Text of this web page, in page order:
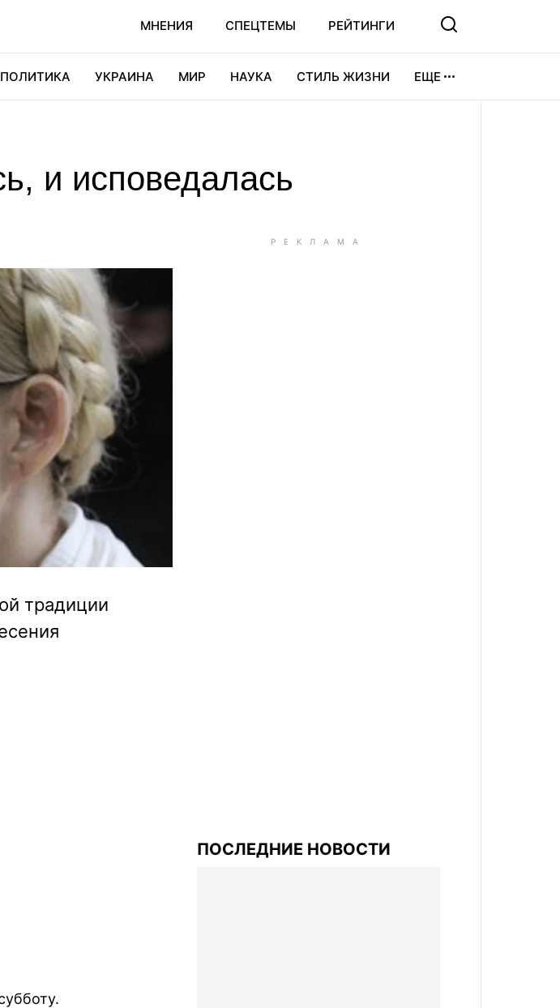
МНЕНИЯ СПЕЦТЕМЫ РЕЙТИНГИ
ПОЛИТИКА УКРАИНА МИР НАУКА СТИЛЬ ЖИЗНИ ЕЩЕ
и исповедалась
традиции
ПОСЛЕДНИЕ НОВОСТИ